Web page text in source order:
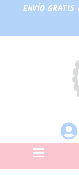
ENVÍO GRATIS